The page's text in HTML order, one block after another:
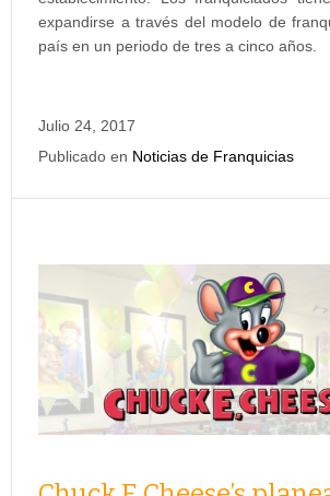
expandirse a través del modelo de
país en un periodo de tres a cinco años.
Julio 24, 2017
Publicado en Noticias de Franquicias